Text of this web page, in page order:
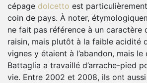
cépage dolcetto est
coin de pays. À noter,
ne fait pas référence à un caractère
raisin, mais plutôt à la faible acidité
vignes y étaient à l’abandon, mais
Battaglia a travaillé d’arrache-pied
vie. Entre 2002 et 2008, ils ont aussi